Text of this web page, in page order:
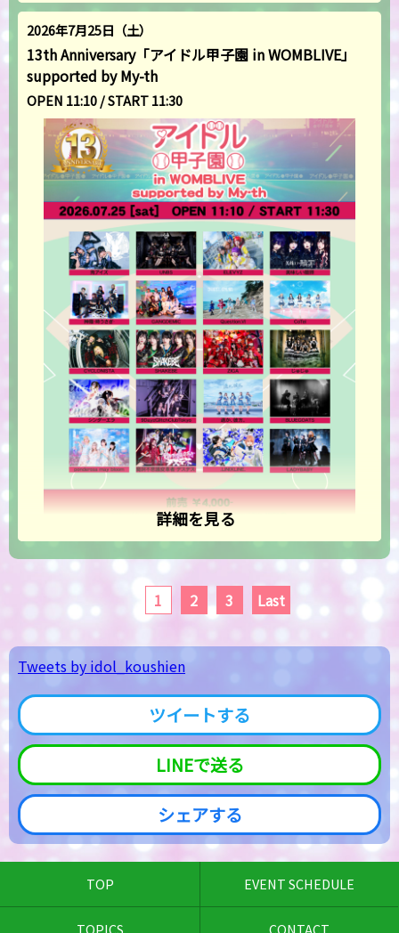
2026年7月25日（土）
13th Anniversary「アイドル甲子園 in WOMBLIVE」
supported by My-th
OPEN 11:10 / START 11:30
詳細を見る
1 2 3 Last
Tweets by idol_koushien
ツイートする
LINEで送る
シェアする
TOP EVENT SCHEDULE